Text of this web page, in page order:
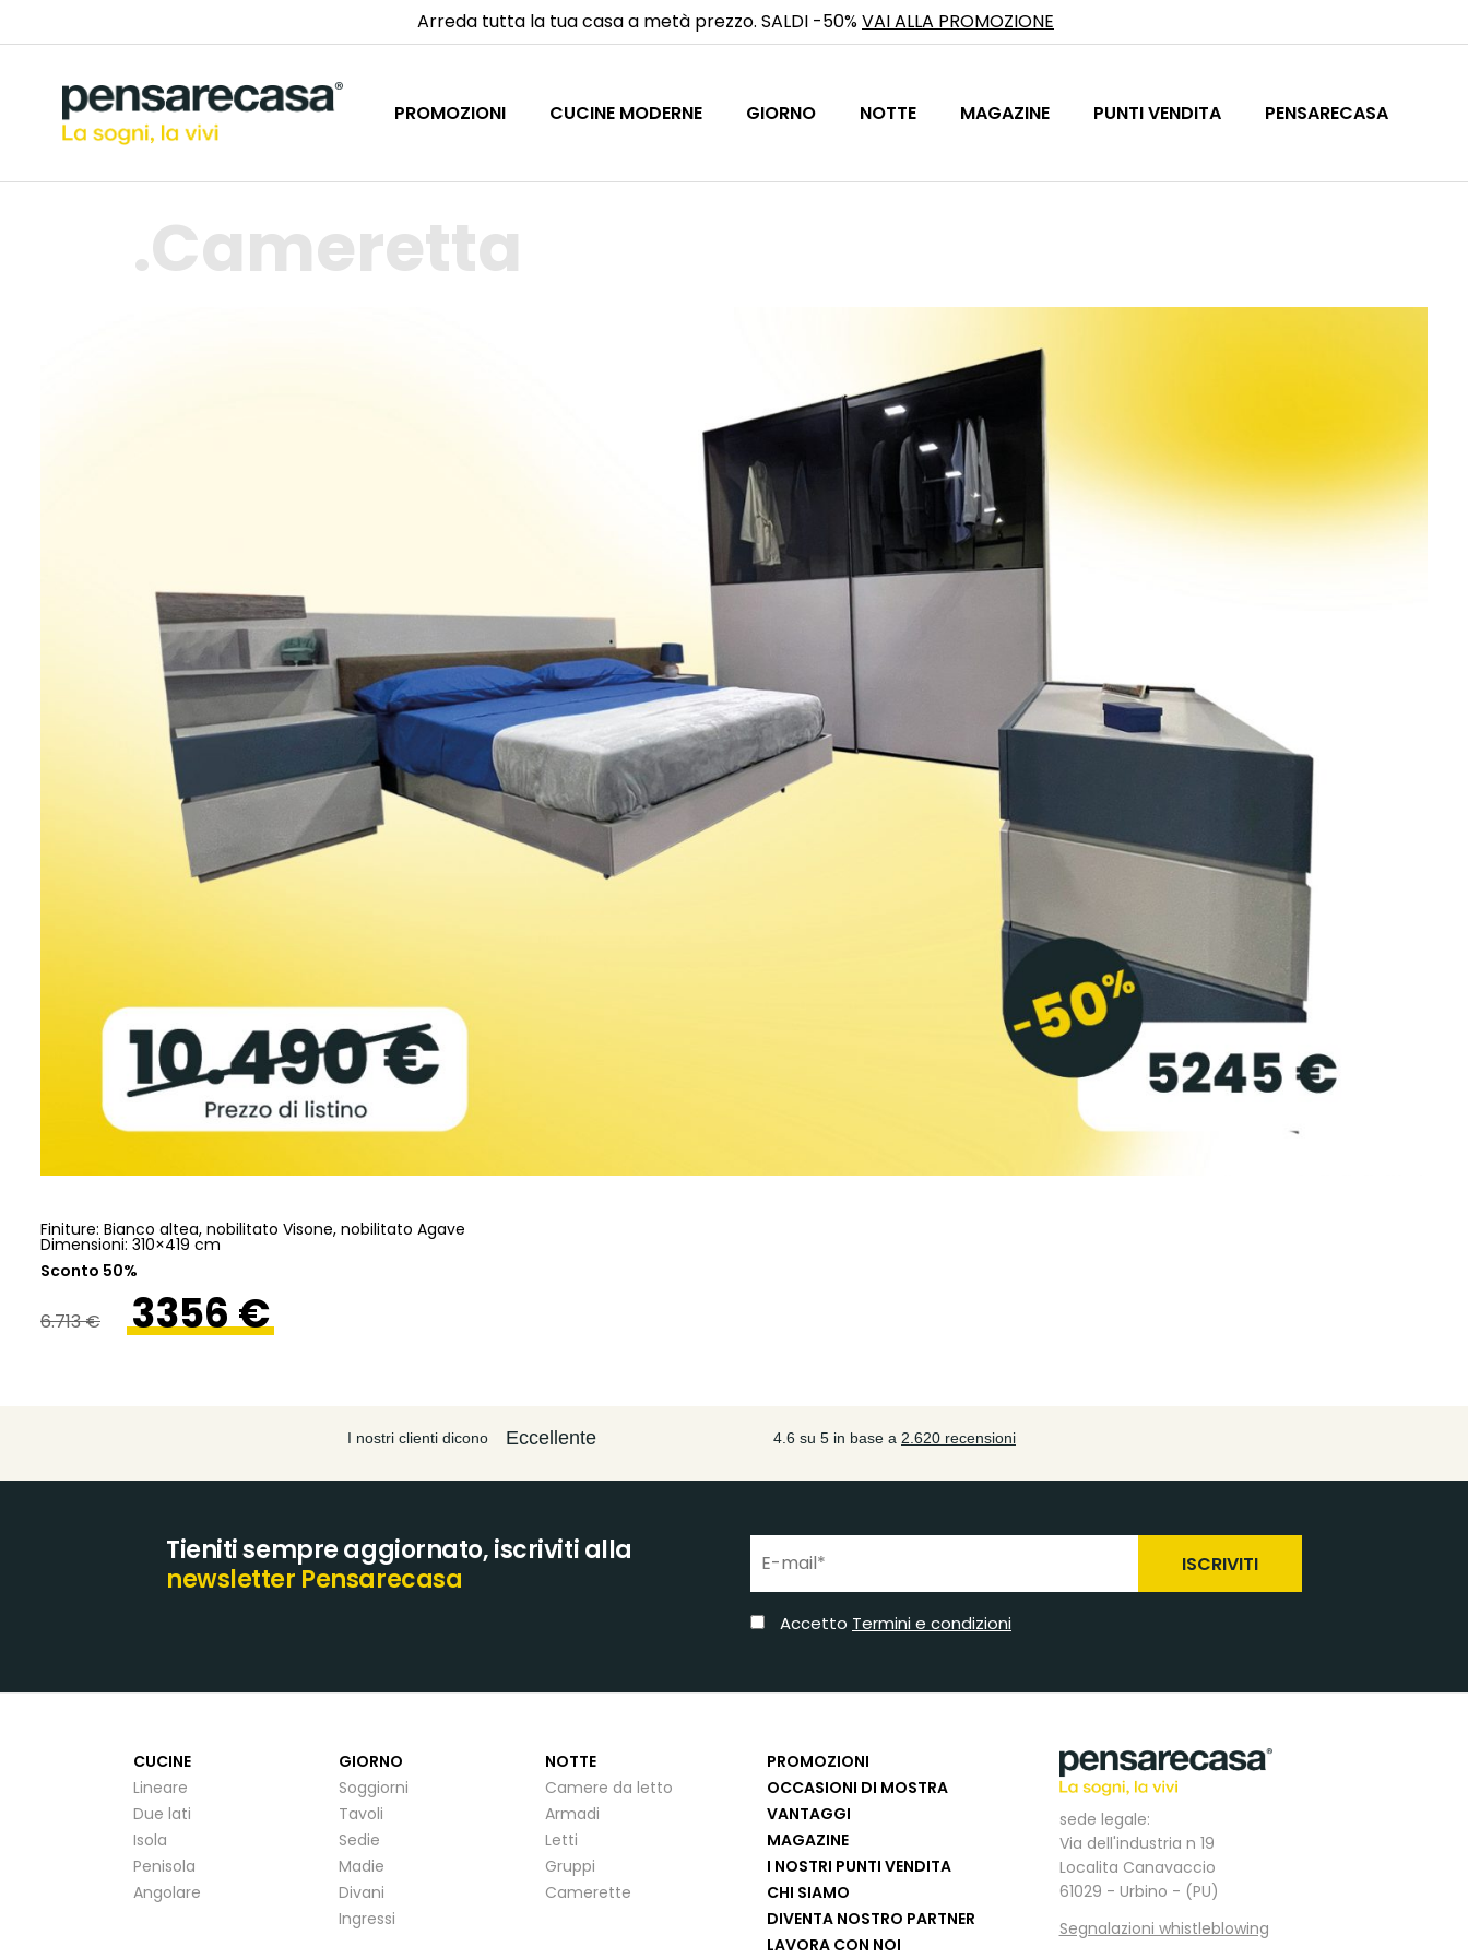
Arreda tutta la tua casa a metà prezzo. SALDI -50%VAI ALLA PROMOZIONE
PROMOZIONI CUCINE MODERNE GIORNO NOTTE MAGAZINE PUNTI VENDITA PENSARECASA
Cameretta
Finiture: Bianco altea, nobilitato Visone, nobilitato Agave
Dimensioni: 310×419 cm
Sconto 50%
6.713 € 3356 €
Tieniti sempre aggiornato, iscriviti alla
newsletter Pensarecasa
ISCRIVITI
Accetto Termini e condizioni
CUCINE
Lineare
Due lati
Isola
Penisola
Angolare
GIORNO
Soggiorni
Tavoli
Sedie
Madie
Divani
Ingressi
NOTTE
Camere da letto
Armadi
Letti
Gruppi
Camerette
PROMOZIONI
OCCASIONI DI MOSTRA
VANTAGGI
MAGAZINE
I NOSTRI PUNTI VENDITA
CHI SIAMO
DIVENTA NOSTRO PARTNER
LAVORA CON NOI
sede legale:
Via dell'industria n 19
Localita Canavaccio
61029 - Urbino - (PU)
Segnalazioni whistleblowing